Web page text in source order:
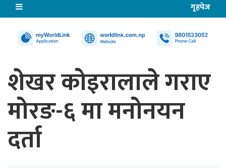
गृहपेज
शेखर कोइरालाले गराए
मोरङ-६ मा मनोनयन
दर्ता